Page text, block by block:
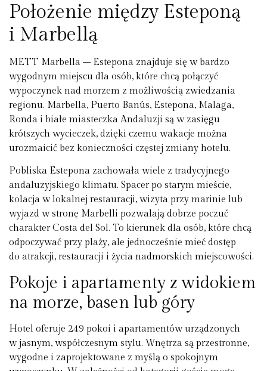
Położenie między Esteponą
i Marbellą
METT Marbella – Estepona znajduje się w bardzo
wygodnym miejscu dla osób, które chcą połączyć
wypoczynek nad morzem z możliwością zwiedzania
regionu. Marbella, Puerto Banús, Estepona, Malaga,
Ronda i białe miasteczka Andaluzji są w zasięgu
krótszych wycieczek, dzięki czemu wakacje można
urozmaicić bez konieczności częstej zmiany hotelu.
Pobliska Estepona zachowała wiele z tradycyjnego
andaluzyjskiego klimatu. Spacer po starym mieście,
kolacja w lokalnej restauracji, wizyta przy marinie lub
wyjazd w stronę Marbelli pozwalają dobrze poczuć
charakter Costa del Sol. To kierunek dla osób, które chcą
odpoczywać przy plaży, ale jednocześnie mieć dostęp
do atrakcji, restauracji i życia nadmorskich miejscowości.
Pokoje i apartamenty z widokiem
na morze, basen lub góry
Hotel oferuje 249 pokoi i apartamentów urządzonych
w jasnym, współczesnym stylu. Wnętrza są przestronne,
wygodne i zaprojektowane z myślą o spokojnym